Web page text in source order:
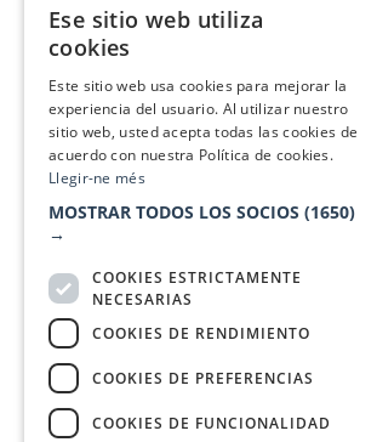
Ese sitio web utiliza
cookies
Este sitio web usa cookies para mejorar la
experiencia del usuario. Al utilizar nuestro
sitio web, usted acepta todas las cookies de
acuerdo con nuestra Política de cookies.
Llegir-ne més
MOSTRAR TODOS LOS SOCIOS (1650)
→
COOKIES ESTRICTAMENTE
NECESARIAS
COOKIES DE RENDIMIENTO
COOKIES DE PREFERENCIAS
COOKIES DE FUNCIONALIDAD